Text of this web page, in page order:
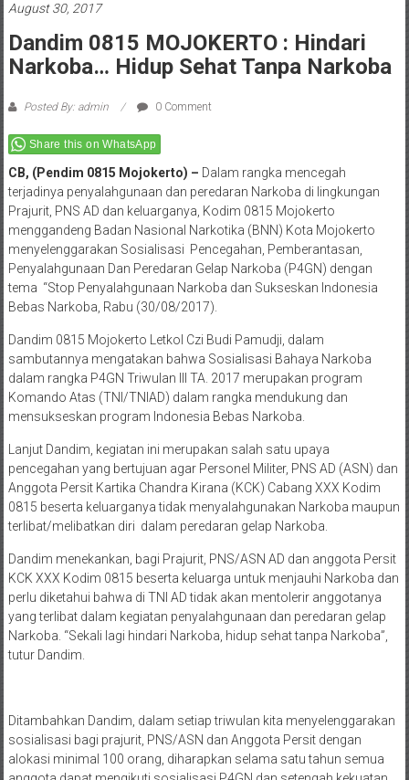
August 30, 2017
Dandim 0815 MOJOKERTO : Hindari
Narkoba… Hidup Sehat Tanpa Narkoba
Posted By: admin 0 Comment
Share this on WhatsApp
CB, (Pendim 0815 Mojokerto) – Dalam rangka mencegah
terjadinya penyalahgunaan dan peredaran Narkoba di lingkungan
Prajurit, PNS AD dan keluarganya, Kodim 0815 Mojokerto
menggandeng Badan Nasional Narkotika (BNN) Kota Mojokerto
menyelenggarakan Sosialisasi Pencegahan, Pemberantasan,
Penyalahgunaan Dan Peredaran Gelap Narkoba (P4GN) dengan
tema “Stop Penyalahgunaan Narkoba dan Sukseskan Indonesia
Bebas Narkoba, Rabu (30/08/2017).
Dandim 0815 Mojokerto Letkol Czi Budi Pamudji, dalam
sambutannya mengatakan bahwa Sosialisasi Bahaya Narkoba
dalam rangka P4GN Triwulan III TA. 2017 merupakan program
Komando Atas (TNI/TNIAD) dalam rangka mendukung dan
mensukseskan program Indonesia Bebas Narkoba.
Lanjut Dandim, kegiatan ini merupakan salah satu upaya
pencegahan yang bertujuan agar Personel Militer, PNS AD (ASN) dan
Anggota Persit Kartika Chandra Kirana (KCK) Cabang XXX Kodim
0815 beserta keluarganya tidak menyalahgunakan Narkoba maupun
terlibat/melibatkan diri dalam peredaran gelap Narkoba.
Dandim menekankan, bagi Prajurit, PNS/ASN AD dan anggota Persit
KCK XXX Kodim 0815 beserta keluarga untuk menjauhi Narkoba dan
perlu diketahui bahwa di TNI AD tidak akan mentolerir anggotanya
yang terlibat dalam kegiatan penyalahgunaan dan peredaran gelap
Narkoba. “Sekali lagi hindari Narkoba, hidup sehat tanpa Narkoba”,
tutur Dandim.
Ditambahkan Dandim, dalam setiap triwulan kita menyelenggarakan
sosialisasi bagi prajurit, PNS/ASN dan Anggota Persit dengan
alokasi minimal 100 orang, diharapkan selama satu tahun semua